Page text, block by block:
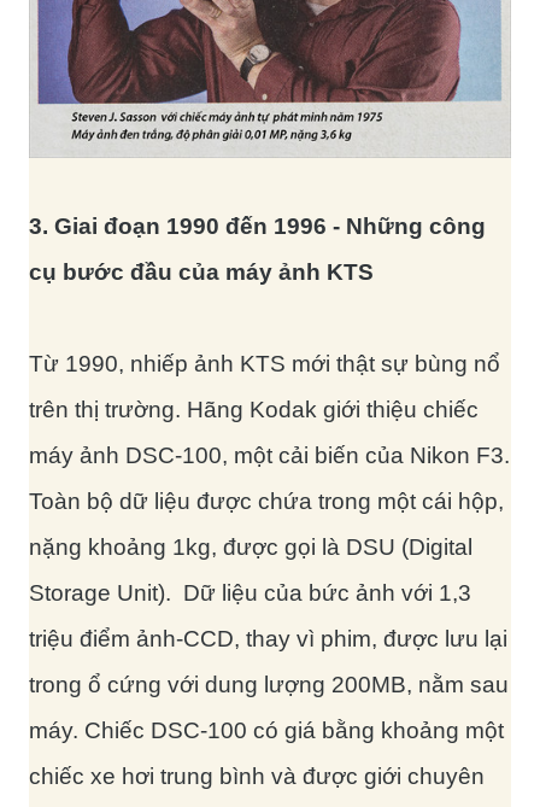
3. Giai đoạn 1990 đến 1996 - Những công
cụ bước đầu của máy ảnh KTS
Từ 1990, nhiếp ảnh KTS mới thật sự bùng nổ
trên thị trường. Hãng Kodak giới thiệu chiếc
máy ảnh DSC-100, một cải biến của Nikon F3.
Toàn bộ dữ liệu được chứa trong một cái hộp,
nặng khoảng 1kg, được gọi là DSU (Digital
Storage Unit). Dữ liệu của bức ảnh với 1,3
triệu điểm ảnh-CCD, thay vì phim, được lưu lại
trong ổ cứng với dung lượng 200MB, nằm sau
máy. Chiếc DSC-100 có giá bằng khoảng một
chiếc xe hơi trung bình và được giới chuyên